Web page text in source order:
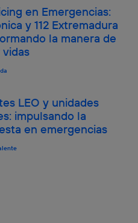
en Emergencias:
y 112 Extremadura
la manera de
vidas
LEO y unidades
impulsando la
en emergencias